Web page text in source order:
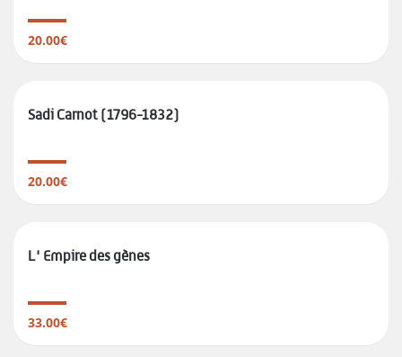
20.00€
Sadi Carnot (1796-1832)
20.00€
L' Empire des gènes
33.00€